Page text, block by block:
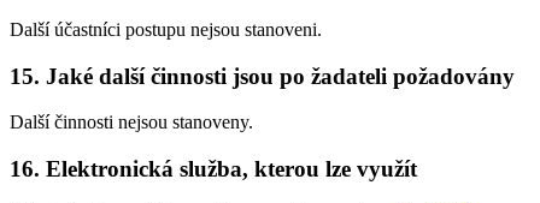
Další účastníci postupu nejsou stanoveni.
15. Jaké další činnosti jsou po žadateli požadovány
Další činnosti nejsou stanoveny.
16. Elektronická služba, kterou lze využít